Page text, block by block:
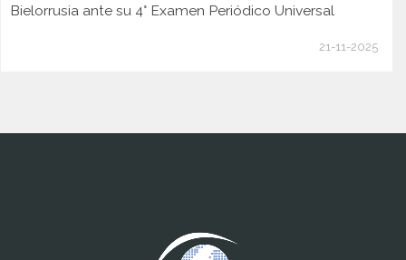
Bielorrusia ante su 4° Examen Periódico Universal
21-11-2025